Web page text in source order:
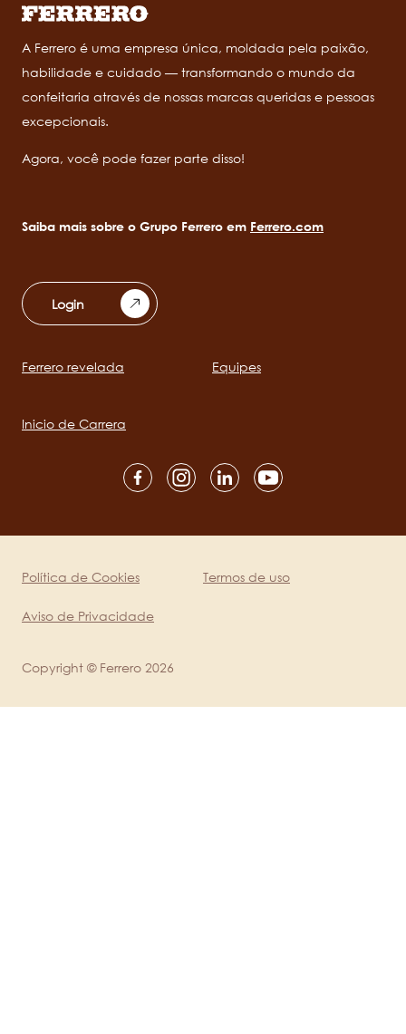
A Ferrero é uma empresa única, moldada pela paixão,
habilidade e cuidado — transformando o mundo da
confeitaria através de nossas marcas queridas e pessoas
excepcionais.
Agora, você pode fazer parte disso!
Saiba mais sobre o Grupo Ferrero em Ferrero.com
Login
Main
Ferrero revelada Equipes
Inicio de Carrera
mobile
Legal
Política de Cookies
Aviso de Privacidade
Termos de uso
Copyright © Ferrero 2026